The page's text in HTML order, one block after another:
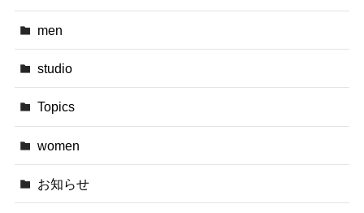
men
studio
Topics
women
お知らせ